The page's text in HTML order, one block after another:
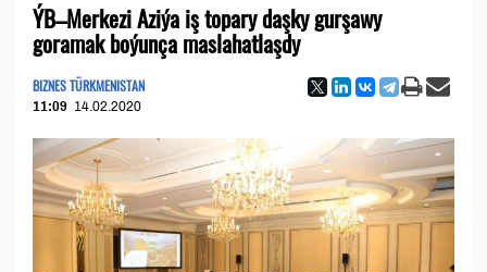
ÝB–Merkezi Aziýa iş topary daşky gurşawy
goramak boýunça maslahatlaşdy
BIZNES TÜRKMENISTAN
11:09 14.02.2020